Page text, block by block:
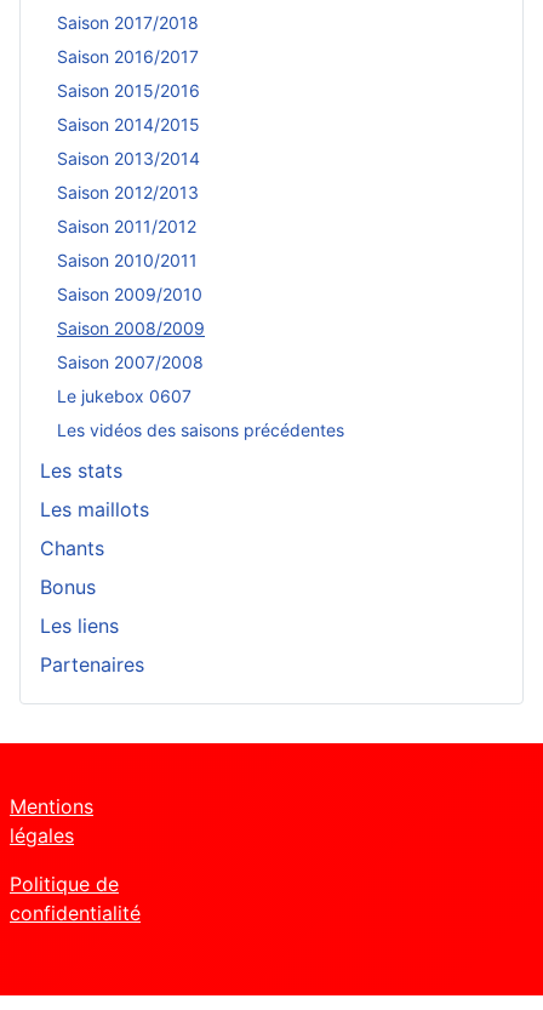
Saison 2017/2018
Saison 2016/2017
Saison 2015/2016
Saison 2014/2015
Saison 2013/2014
Saison 2012/2013
Saison 2011/2012
Saison 2010/2011
Saison 2009/2010
Saison 2008/2009
Saison 2007/2008
Le jukebox 0607
Les vidéos des saisons précédentes
Les stats
Les maillots
Chants
Bonus
Les liens
Partenaires
Mentions
légales
Politique de
confidentialité